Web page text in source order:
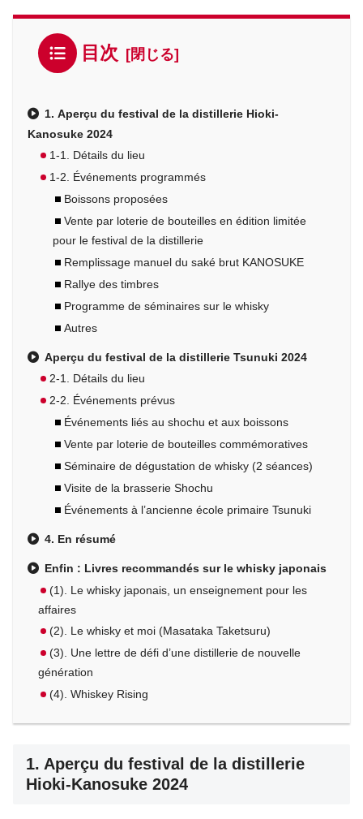
目次
1. Aperçu du festival de la distillerie Hioki-
Kanosuke 2024
1-1. Détails du lieu
1-2. Événements programmés
Boissons proposées
Vente par loterie de bouteilles en édition limitée
pour le festival de la distillerie
Remplissage manuel du saké brut KANOSUKE
Rallye des timbres
Programme de séminaires sur le whisky
Autres
Aperçu du festival de la distillerie Tsunuki 2024
2-1. Détails du lieu
2-2. Événements prévus
Événements liés au shochu et aux boissons
Vente par loterie de bouteilles commémoratives
Séminaire de dégustation de whisky (2 séances)
Visite de la brasserie Shochu
Événements à l’ancienne école primaire Tsunuki
4. En résumé
Enfin : Livres recommandés sur le whisky japonais
(1). Le whisky japonais, un enseignement pour les
affaires
(2). Le whisky et moi (Masataka Taketsuru)
(3). Une lettre de défi d’une distillerie de nouvelle
génération
(4). Whiskey Rising
1. Aperçu du festival de la distillerie
Hioki-Kanosuke 2024